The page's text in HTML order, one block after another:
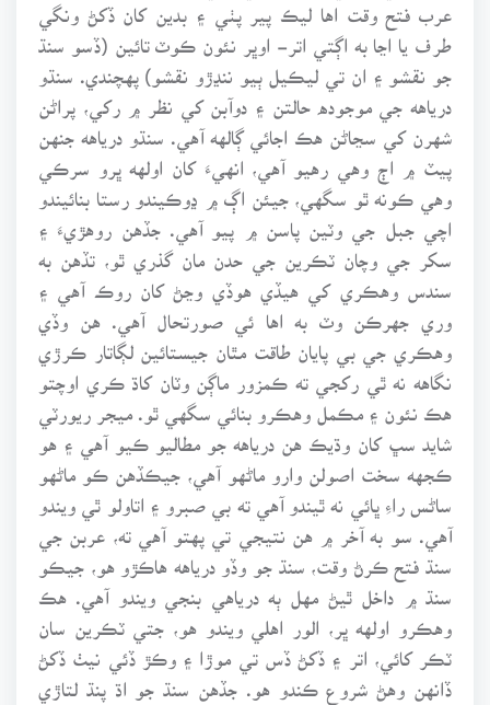
عرب فتح وقت اها ليڪ پير پٺي ۽ بدين کان ڏکڻ ونگي
طرف يا اڃا به اڳتي اتر- اوڀر نئون ڪوٽ تائين (ڏسو سنڌ
جو نقشو ۽ ان تي ليڪيل ٻيو ننڍڙو نقشو) پهچندي. سنڌو
درياهه جي موجوده حالتن ۽ دوآبن کي نظر ۾ رکي، پراڻن
شهرن کي سڃاڻن هڪ اجائي ڳالهه آهي. سنڌو درياهه جنهن
پيٽ ۾ اڄ وهي رهيو آهي، انهيءَ کان اولهه ڀرو سرڪي
وهي ڪونه ٿو سگهي، جيئن اڳ ۾ ڍوڪيندو رستا بنائيندو
اچي جبل جي وٽين پاسن ۾ پيو آهي. جڏهن روهڙيءَ ۽
سکر جي وچان ٽڪرين جي حدن مان گذري ٿو، تڏهن به
سندس وهڪري کي هيڏي هوڏي وڃڻ کان روڪ آهي ۽
وري جهرڪن وٽ به اها ئي صورتحال آهي. هن وڏي
وهڪري جي بي پايان طاقت مٿان جيستائين لڳاتار ڪرڙي
نگاهه نه ٿي رکجي ته ڪمزور ماڳن وٽان کاڌ ڪري اوچتو
هڪ نئون ۽ مڪمل وهڪرو بنائي سگهي ٿو. ميجر ريورٽي
شايد سڀ کان وڌيڪ هن درياهه جو مطاليو ڪيو آهي ۽ هو
ڪجهه سخت اصولن وارو ماڻهو آهي، جيڪڏهن ڪو ماڻهو
ساڻس راءِ ڀائي نه ٿيندو آهي ته بي صبرو ۽ اتاولو ٿي ويندو
آهي. سو به آخر ۾ هن نتيجي تي پهتو آهي ته، عربن جي
سنڌ فتح ڪرڻ وقت، سنڌ جو وڏو درياهه هاڪڙو هو، جيڪو
سنڌ ۾ داخل ٿيڻ مهل ٻه درياهي بنجي ويندو آهي. هڪ
وهڪرو اولهه ڀر، الور اهلي ويندو هو، جتي ٽڪرين سان
ٽڪر کائي، اتر ۽ ڏکڻ ڏس تي موڙا ۽ وڪڙ ڏئي نيٺ ڏکڻ
ڏانهن وهڻ شروع ڪندو هو. جڏهن سنڌ جو اڌ پنڌ لتاڙي